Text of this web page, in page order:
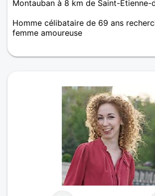
Montauban à 8 km de Saint-Etienne-
Homme célibataire de 69 ans
femme amoureuse